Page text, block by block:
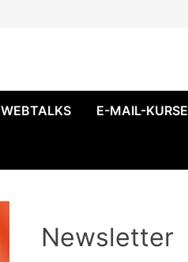
WEBTALKS E-MAIL-KURSE
Newsletter